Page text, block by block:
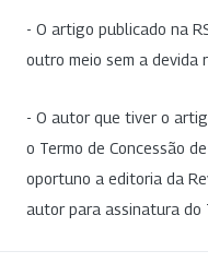
- O artigo publicado na
outro meio sem a devida
- O autor que tiver o
o Termo de Concessão
oportuno a editoria da
autor para assinatura do